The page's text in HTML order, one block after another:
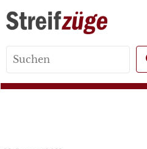
for: